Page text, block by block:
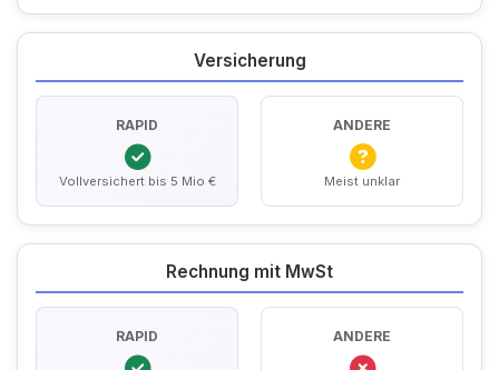
Versicherung
RAPID
Vollversichert bis 5 Mio €
ANDERE
Meist unklar
Rechnung mit MwSt
RAPID ANDERE